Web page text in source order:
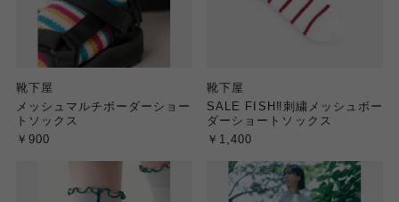
靴下屋
メッシュマルチボーダーショー
トソックス
￥900
靴下屋
SALE FISH‼刺繍メッシュボー
ダーショートソックス
￥1,400